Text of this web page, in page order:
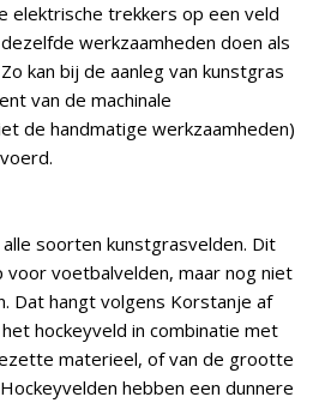
elektrische trekkers op een veld
werkzaamheden doen als
kan bij de aanleg van kunstgras
van de machinale
de handmatige werkzaamheden)
soorten kunstgrasvelden. Dit
voetbalvelden, maar nog niet
Dat hangt volgens Korstanje af
hockeyveld in combinatie met
materieel, of van de grootte
hebben een dunnere